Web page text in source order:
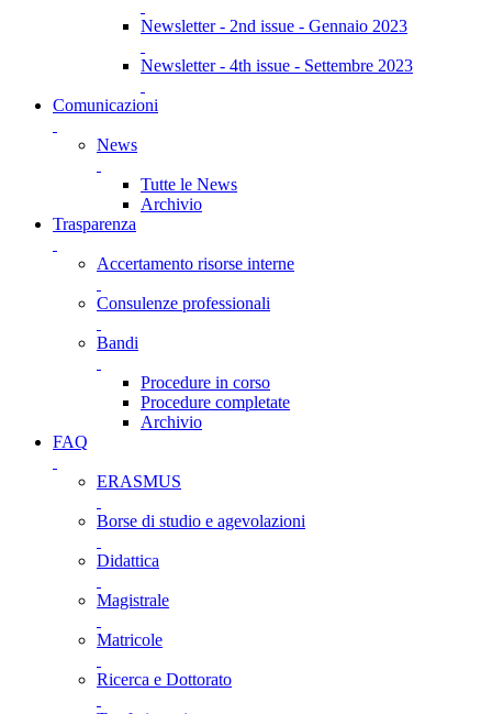
Newsletter - 2nd issue - Gennaio 2023
Newsletter - 4th issue - Settembre 2023
Comunicazioni
News
Tutte le News
Archivio
Trasparenza
Accertamento risorse interne
Consulenze professionali
Bandi
Procedure in corso
Procedure completate
Archivio
FAQ
ERASMUS
Borse di studio e agevolazioni
Didattica
Magistrale
Matricole
Ricerca e Dottorato